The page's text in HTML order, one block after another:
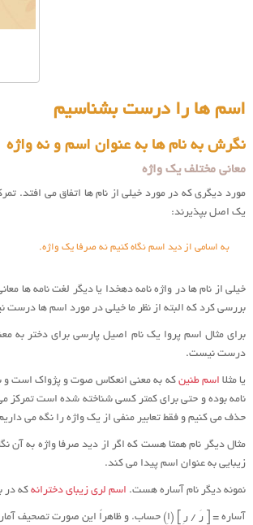
اسم ها را درست بشناسیم
نگرش به نام ها به عنوان اسم و نه واژه
معانی مختلف یک واژه
مورد دیگری که در مورد خیلی از نام ها اتفاق می افتد.
یک اصل بپذیرند:
به اسامی از دید اسم نگاه کنیم نه صرفا یک واژه.
خیلی از نام ها در واژه نامه دهخدا یا دیگر لغت نامه ها
بررسی کرد که البته از نظر ما خیلی در مورد اسم ها درست
برای مثال اسم پروا یک نام اصیل پارسی برای دختر به
درست نیست.
یا مثلا اسم طنین که به معنی انعکاس صوت و پژواک است و
نامه بوده و حتی برای کمتر کسی شناخته شده است تمرکز
حذف می کنیم و فقط تعابیر منفی از یک واژه را نگه می
مثال دیگر نام همتا هست که اگر از دید صرفا واژه به آن
زیبایی به عنوان اسم پیدا می کند.
نمونه دیگر نام آساره هست. اسم لری زیبای دخترانه که در
آساره = [ رَ / رِ ] (اِ) حساب. و ظاهراً این صورت تصحیف